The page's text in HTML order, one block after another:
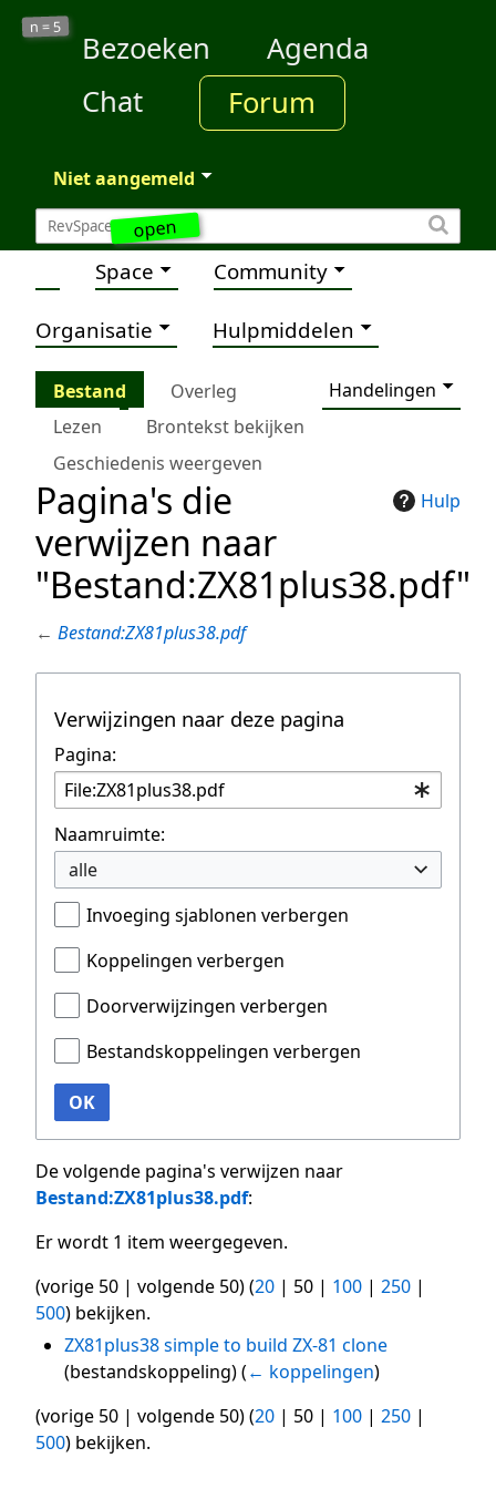
open
n = 5
Bezoeken
Agenda
Chat
Forum
Niet aangemeld
Space Community
Organisatie Hulpmiddelen
Bestand Overleg
Handelingen
Lezen
Brontekst bekijken
Geschiedenis weergeven
Hulp
Pagina's die
verwijzen naar
"Bestand:ZX81plus38.pdf"
← Bestand:ZX81plus38.pdf
Verwijzingen naar deze pagina
Pagina:
Naamruimte:
alle
Invoeging sjablonen verbergen
Koppelingen verbergen
Doorverwijzingen verbergen
Bestandskoppelingen verbergen
OK
De volgende pagina's verwijzen naar
Bestand:ZX81plus38.pdf:
Er wordt 1 item weergegeven.
(vorige 50 | volgende 50) (20 | 50 | 100 | 250 |
500) bekijken.
ZX81plus38 simple to build ZX-81 clone
(bestandskoppeling)(← koppelingen)
(vorige 50 | volgende 50) (20 | 50 | 100 | 250 |
500) bekijken.